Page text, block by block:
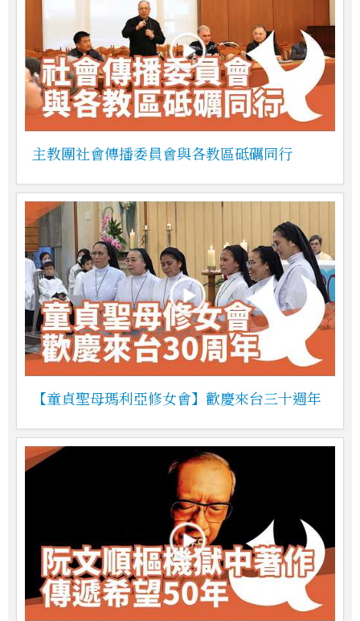
主教團社會傳播委員會與各教區砥礪同行
【童貞聖母瑪利亞修女會】歡慶來台三十週年